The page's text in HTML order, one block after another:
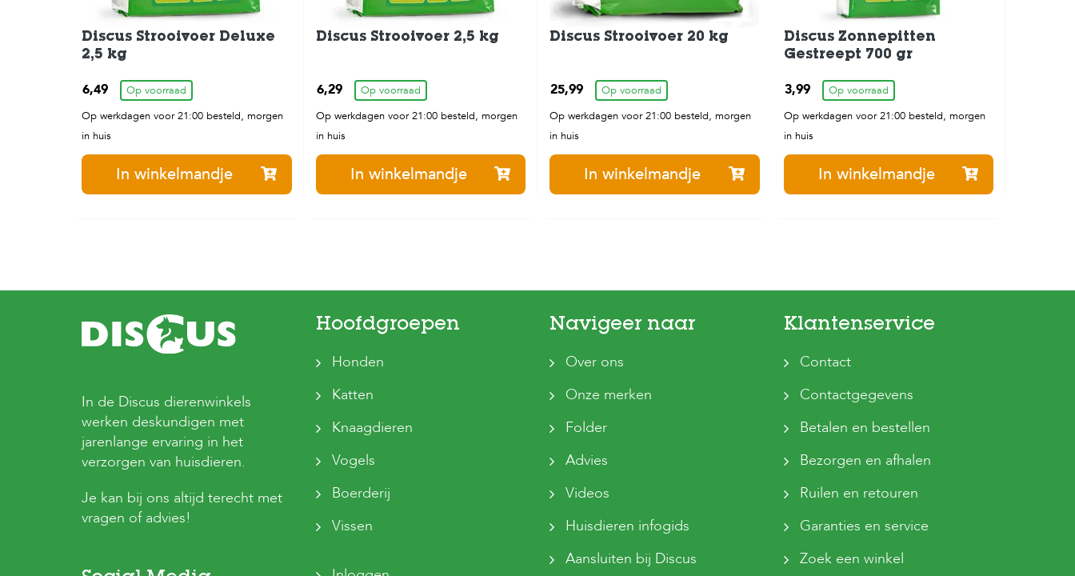
Discus Strooivoer Deluxe
2,5 kg
6,49
Op voorraad
Op werkdagen voor 21:00 besteld, morgen
in huis
In winkelmandje
Discus Strooivoer 2,5 kg
6,29
Op voorraad
Op werkdagen voor 21:00 besteld, morgen
in huis
In winkelmandje
Discus Strooivoer 20 kg
25,99
Op voorraad
Op werkdagen voor 21:00 besteld, morgen
in huis
In winkelmandje
Discus Zonnepitten
Gestreept 700 gr
3,99
Op voorraad
Op werkdagen voor 21:00 besteld, morgen
in huis
In winkelmandje
In de Discus dierenwinkels
werken deskundigen met
jarenlange ervaring in het
verzorgen van huisdieren.
Je kan bij ons altijd terecht met
vragen of advies!
Hoofdgroepen
Honden
Katten
Knaagdieren
Vogels
Boerderij
Vissen
Navigeer naar
Over ons
Onze merken
Folder
Advies
Videos
Huisdieren infogids
Aansluiten bij Discus
Klantenservice
Contact
Contactgegevens
Betalen en bestellen
Bezorgen en afhalen
Ruilen en retouren
Garanties en service
Zoek een winkel